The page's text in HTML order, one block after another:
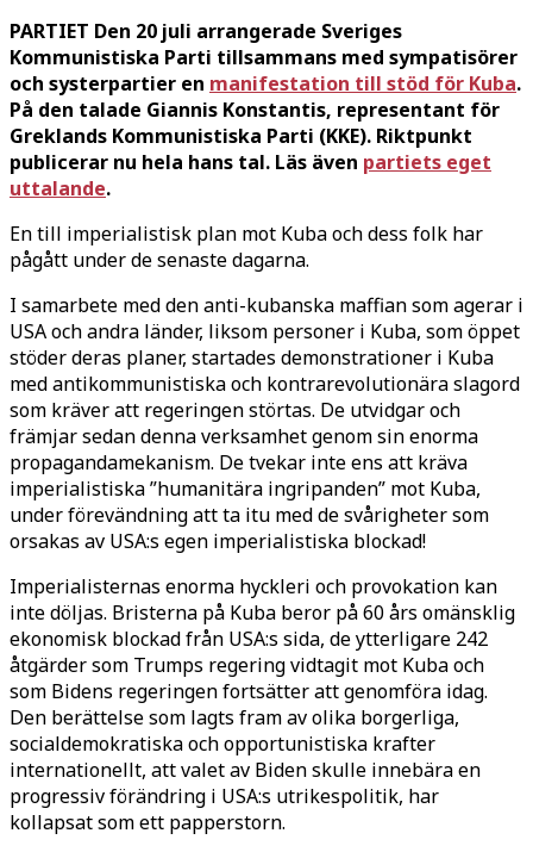
PARTIET Den 20 juli arrangerade Sveriges
Kommunistiska Parti tillsammans med sympatisörer
och systerpartier en manifestation till stöd för Kuba.
På den talade Giannis Konstantis, representant för
Greklands Kommunistiska Parti (KKE). Riktpunkt
publicerar nu hela hans tal. Läs även partiets eget
uttalande.
En till imperialistisk plan mot Kuba och dess folk har
pågått under de senaste dagarna.
I samarbete med den anti-kubanska maffian som agerar i
USA och andra länder, liksom personer i Kuba, som öppet
stöder deras planer, startades demonstrationer i Kuba
med antikommunistiska och kontrarevolutionära slagord
som kräver att regeringen störtas. De utvidgar och
främjar sedan denna verksamhet genom sin enorma
propagandamekanism. De tvekar inte ens att kräva
imperialistiska ”humanitära ingripanden” mot Kuba,
under förevändning att ta itu med de svårigheter som
orsakas av USA:s egen imperialistiska blockad!
Imperialisternas enorma hyckleri och provokation kan
inte döljas. Bristerna på Kuba beror på 60 års omänsklig
ekonomisk blockad från USA:s sida, de ytterligare 242
åtgärder som Trumps regering vidtagit mot Kuba och
som Bidens regeringen fortsätter att genomföra idag.
Den berättelse som lagts fram av olika borgerliga,
socialdemokratiska och opportunistiska krafter
internationellt, att valet av Biden skulle innebära en
progressiv förändring i USA:s utrikespolitik, har
kollapsat som ett papperstorn.